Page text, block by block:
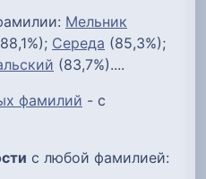
Мельник
Середа (85,3%);
(83,7%)....
фамилий - с
с любой фамилией: